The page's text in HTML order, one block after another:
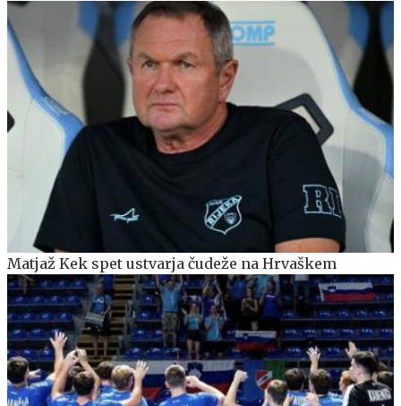
Matjaž Kek spet ustvarja čudeže na Hrvaškem